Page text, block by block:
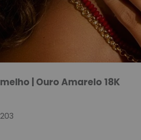
| Ouro Amarelo 18K